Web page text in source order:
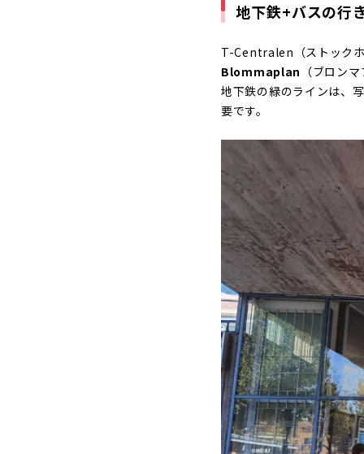
地下鉄+バスの行
T-Centralen（ストック
Blommaplan （ブロン
地下鉄の緑のラインは、
要です。